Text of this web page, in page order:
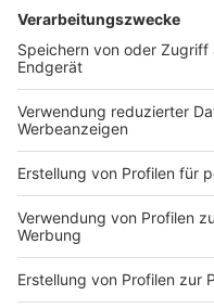
Oberhausen, Mülheim
Flughafen hält
einziger Fernzug - für
Umstellung.
Egal ob Langstrecke
empfiehlt vorher über
eigenen Verbindungen
auch trotz der vielen
Stress rechtzeitig zum